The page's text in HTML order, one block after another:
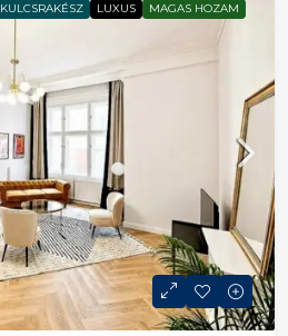
KULCSRAKÉSZ LUXUS MAGAS HOZAM